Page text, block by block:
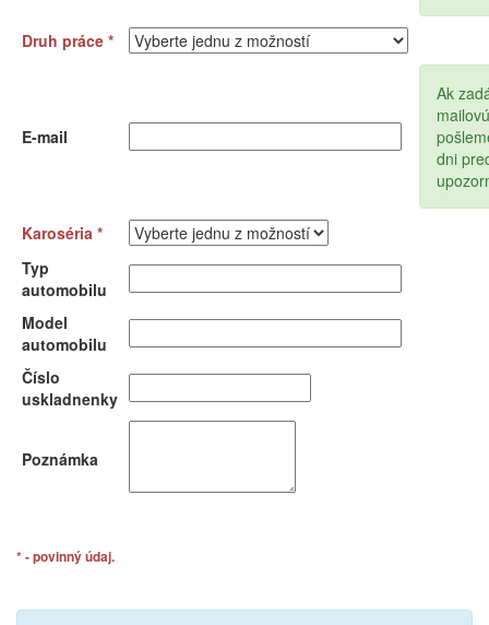
Druh práce *
E-mail
Ak
dni
Karoséria *
Typ
automobilu
Model
automobilu
Číslo
uskladnenky
Poznámka
* - povinný údaj.